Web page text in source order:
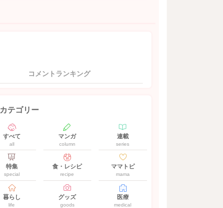
コメントランキング
カテゴリー
すべて
all
マンガ
column
連載
series
特集
special
食・レシピ
recipe
ママトピ
mama
暮らし
life
グッズ
goods
医療
medical